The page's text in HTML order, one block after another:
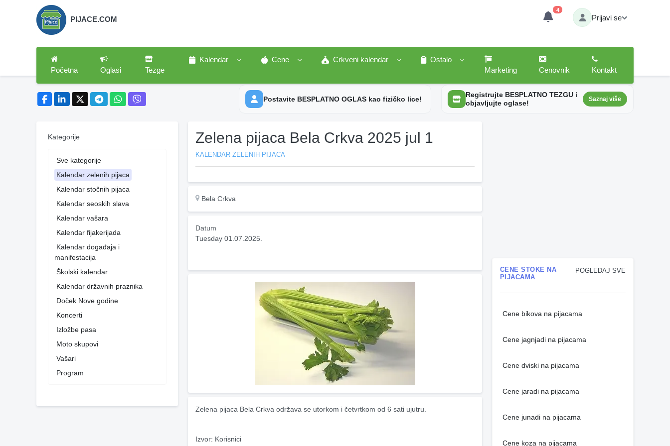
PIJACE.COM
4
Prijavi se
Početna Oglasi Tezge
Kalendar Cene Crkveni kalendar
Ostalo
Marketing
Cenovnik Kontakt
Postavite BESPLATNO OGLAS kao fizičko lice!
Registrujte BESPLATNO TEZGU i
objavljujte oglase!
Saznaj više
Kategorije
Sve kategorije
Kalendar zelenih pijaca
Kalendar stočnih pijaca
Kalendar seoskih slava
Kalendar vašara
Kalendar fijakerijada
Kalendar događaja i
manifestacija
Školski kalendar
Kalendar državnih praznika
Doček Nove godine
Koncerti
Izložbe pasa
Moto skupovi
Vašari
Program
Zelena pijaca Bela Crkva 2025 jul 1
KALENDAR ZELENIH PIJACA
Bela Crkva
Datum
Tuesday 01.07.2025.
Zelena pijaca Bela Crkva održava se utorkom i četvrtkom od 6 sati ujutru.
Izvor: Korisnici
POGLEDAJ SVE
CENE STOKE NA
PIJACAMA
Cene bikova na pijacama
Cene jagnjadi na pijacama
Cene dviski na pijacama
Cene jaradi na pijacama
Cene junadi na pijacama
Cene koza na pijacama